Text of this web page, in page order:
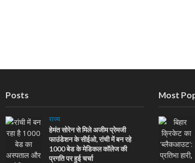
Posts
राज्य
हेमंत सोरेन से मिले अजीम प्रेमजी
फाउंडेशन के सीईओ, रांची में बन रहे
1000 बेड के मेडिकल कॉलेज की
प्रगति पर हुई चर्चा
Most